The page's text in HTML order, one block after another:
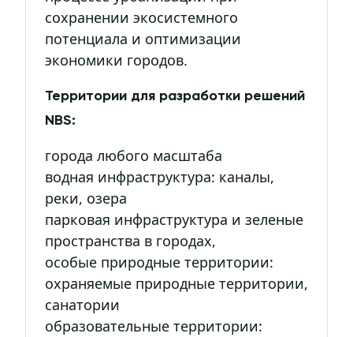
сохранении экосистемного
потенциала и оптимизации
экономики городов.
Территории для разработки решений
NBS:
города любого масштаба
водная инфраструктура: каналы,
реки, озера
парковая инфраструктура и зеленые
пространства в городах,
особые природные территории:
охраняемые природные территории,
санатории
образовательные территории: